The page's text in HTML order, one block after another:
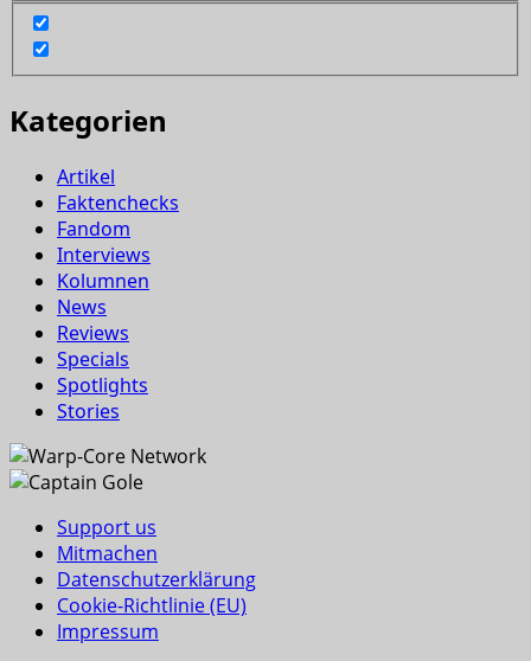
Kategorien
Artikel
Faktenchecks
Fandom
Interviews
Kolumnen
News
Reviews
Specials
Spotlights
Stories
Support us
Mitmachen
Datenschutzerklärung
Cookie-Richtlinie (EU)
Impressum